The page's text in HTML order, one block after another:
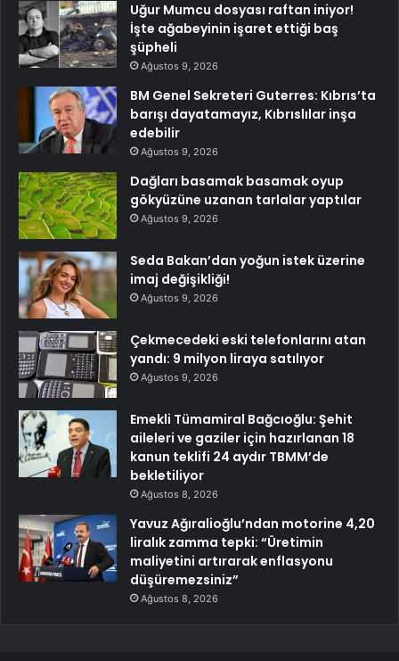
Uğur Mumcu dosyası raftan iniyor!
İşte ağabeyinin işaret ettiği baş
şüpheli
Ağustos 9, 2026
BM Genel Sekreteri Guterres: Kıbrıs’ta
barışı dayatamayız, Kıbrıslılar inşa
edebilir
Ağustos 9, 2026
Dağları basamak basamak oyup
gökyüzüne uzanan tarlalar yaptılar
Ağustos 9, 2026
Seda Bakan’dan yoğun istek üzerine
imaj değişikliği!
Ağustos 9, 2026
Çekmecedeki eski telefonlarını atan
yandı: 9 milyon liraya satılıyor
Ağustos 9, 2026
Emekli Tümamiral Bağcıoğlu: Şehit
aileleri ve gaziler için hazırlanan 18
kanun teklifi 24 aydır TBMM’de
bekletiliyor
Ağustos 8, 2026
Yavuz Ağıralioğlu’ndan motorine 4,20
liralık zamma tepki: “Üretimin
maliyetini artırarak enflasyonu
düşüremezsiniz”
Ağustos 8, 2026